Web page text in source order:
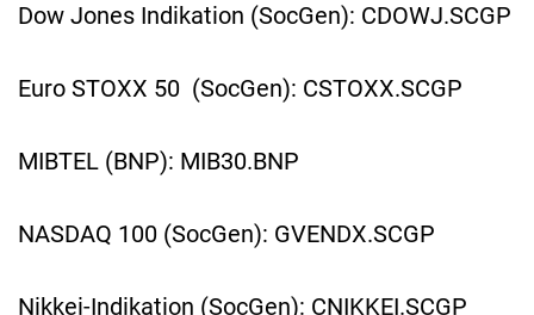
Dow Jones Indikation (SocGen): CDOWJ.SCGP
Euro STOXX 50 (SocGen): CSTOXX.SCGP
MIBTEL (BNP): MIB30.BNP
NASDAQ 100 (SocGen): GVENDX.SCGP
Nikkei-Indikation (SocGen): CNIKKEI.SCGP